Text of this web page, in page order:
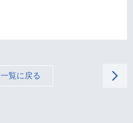
一覧に戻る arrow_forward_ios